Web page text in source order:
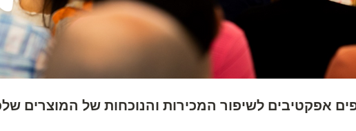
אפקטיבים לשיפור המכירות והנוכחות של המוצרים